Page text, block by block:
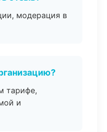
модерация в
тарифе,
и